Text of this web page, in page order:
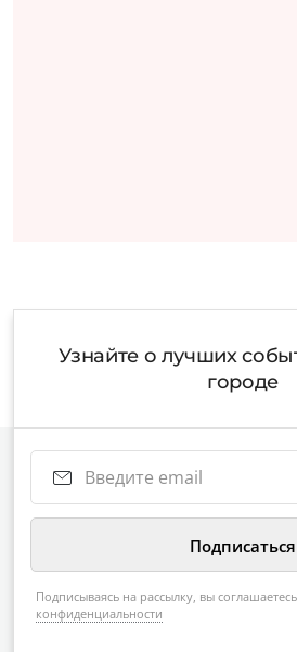
Узнайте о лучших
городе
Подписываясь на рассылку, вы
конфиденциальности